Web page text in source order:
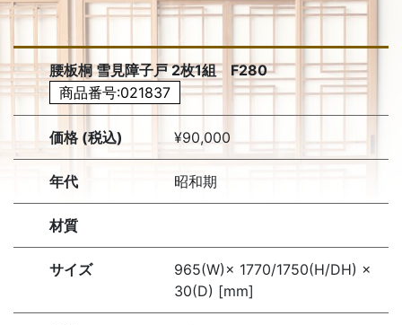
腰板桐 雪見障子戸 2枚1組 F280
商品番号:021837
価格 (税込) ¥90,000
年代 昭和期
材質
サイズ
965(W)× 1770/1750(H/DH) ×
30(D) [mm]